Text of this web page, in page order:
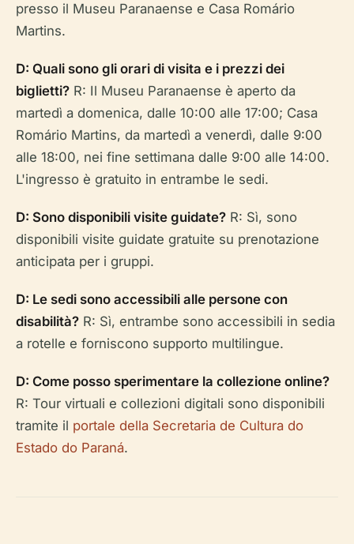
presso il Museu Paranaense e Casa Romário
Martins.
D: Quali sono gli orari di visita e i prezzi dei
biglietti? R: Il Museu Paranaense è aperto da
martedì a domenica, dalle 10:00 alle 17:00; Casa
Romário Martins, da martedì a venerdì, dalle 9:00
alle 18:00, nei fine settimana dalle 9:00 alle 14:00.
L'ingresso è gratuito in entrambe le sedi.
D: Sono disponibili visite guidate? R: Sì, sono
disponibili visite guidate gratuite su prenotazione
anticipata per i gruppi.
D: Le sedi sono accessibili alle persone con
disabilità? R: Sì, entrambe sono accessibili in sedia
a rotelle e forniscono supporto multilingue.
D: Come posso sperimentare la collezione online?
R: Tour virtuali e collezioni digitali sono disponibili
tramite il portale della Secretaria de Cultura do
Estado do Paraná.